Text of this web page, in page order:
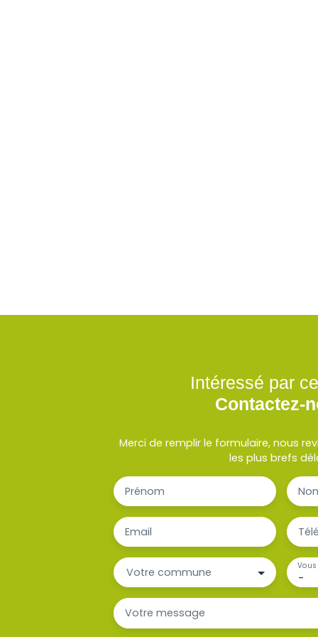
Intéressé par
Contactez-
Merci de remplir le formulaire, nous
les plus brefs
Prénom
Email
Votre commune -
Vous
Votre message